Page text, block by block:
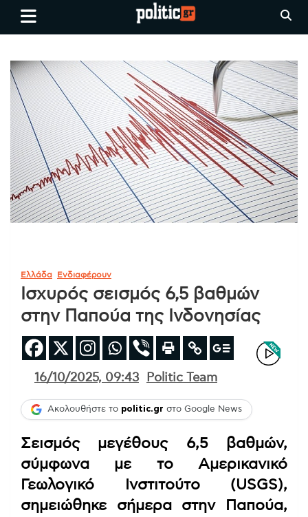
Skip
Ειδήσεις απο τη
Θεσσαλονίκη, την Ελλάδα και
όλο τον Κόσμο
politic.gr
Ελλάδα Ενδιαφέρουν
Ισχυρός σεισμός 6,5 βαθμών
στην Παπούα της Ινδονησίας
16/10/2025, 09:43 Politic Team
Ακολουθήστε το politic.gr στο Google News
Σεισμός μεγέθους 6,5 βαθμών,
σύμφωνα με το Αμερικανικό
Γεωλογικό Ινστιτούτο (USGS),
σημειώθηκε σήμερα στην Παπούα,